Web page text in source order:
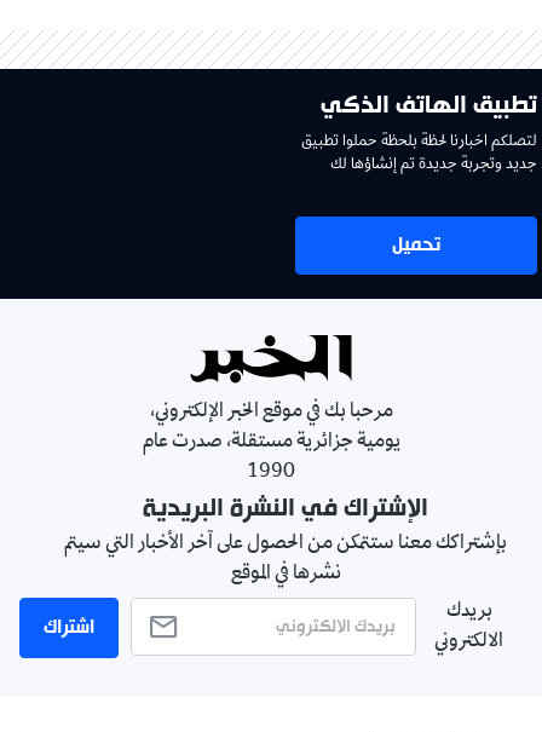
تطبيق الهاتف الذكي
لتصلكم اخبارنا لحظة بلحظة حملوا تطبيق
جديد وتجربة جديدة تم إنشاؤها لك
تحميل
مرحبا بك في موقع الخبر الإلكتروني،
يومية جزائرية مستقلة، صدرت عام
1990
الإشتراك في النشرة البريدية
بإشتراكك معنا ستتمكن من الحصول على آخر الأخبار التي سيتم
نشرها في الموقع
بريدك
الالكتروني
اشتراك